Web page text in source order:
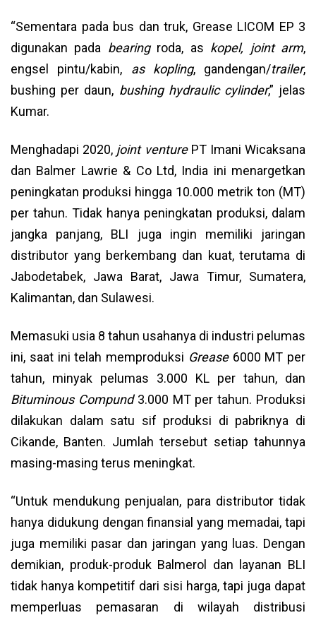
“Sementara pada bus dan truk, Grease LICOM EP 3
digunakan pada bearingroda, as kopel, joint arm,
engsel pintu/kabin, as kopling, gandengan/trailer,
bushing per daun, bushing hydraulic cylinder,” jelas
Kumar.
Menghadapi 2020, joint venturePT Imani Wicaksana
dan Balmer Lawrie & Co Ltd, India ini menargetkan
peningkatan produksi hingga 10.000 metrik ton (MT)
per tahun. Tidak hanya peningkatan produksi, dalam
jangka panjang, BLI juga ingin memiliki jaringan
distributor yang berkembang dan kuat, terutama di
Jabodetabek, Jawa Barat, Jawa Timur, Sumatera,
Kalimantan, dan Sulawesi.
Memasuki usia 8 tahun usahanya di industri pelumas
ini, saat ini telah memproduksi Grease6000 MT per
tahun, minyak pelumas 3.000 KL per tahun, dan
Bituminous Compund3.000 MT per tahun. Produksi
dilakukan dalam satu sif produksi di pabriknya di
Cikande, Banten. Jumlah tersebut setiap tahunnya
masing-masing terus meningkat.
“Untuk mendukung penjualan, para distributor tidak
hanya didukung dengan finansial yang memadai, tapi
juga memiliki pasar dan jaringan yang luas. Dengan
demikian, produk-produk Balmerol dan layanan BLI
tidak hanya kompetitif dari sisi harga, tapi juga dapat
memperluas pemasaran di wilayah distribusi